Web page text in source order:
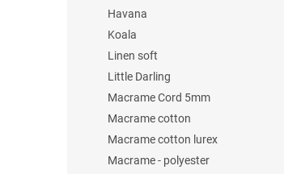
Havana
Koala
Linen soft
Little Darling
Macrame Cord 5mm
Macrame cotton
Macrame cotton lurex
Macrame - polyester